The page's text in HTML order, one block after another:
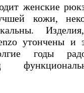
женские
кожи,
утончены и
годы